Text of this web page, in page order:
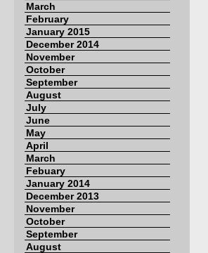
March
February
January 2015
December 2014
November
October
September
August
July
June
May
April
March
Febuary
January 2014
December 2013
November
October
September
August